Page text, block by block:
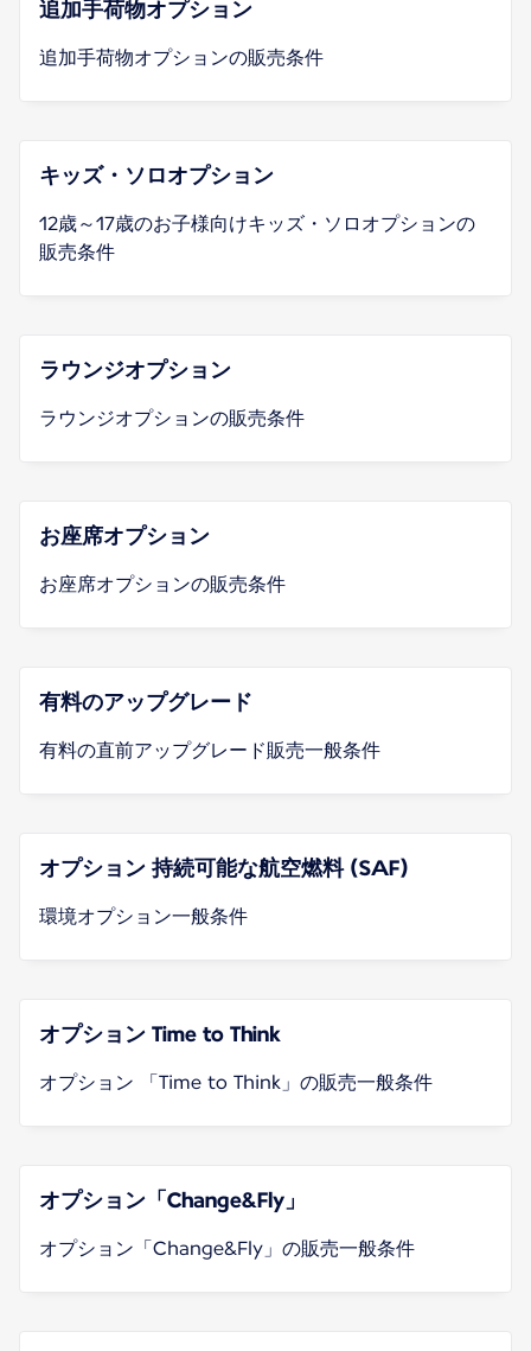
追加手荷物オプション
追加手荷物オプションの販売条件
キッズ・ソロオプション
12歳～17歳のお子様向けキッズ・ソロオプションの
販売条件
ラウンジオプション
ラウンジオプションの販売条件
お座席オプション
お座席オプションの販売条件
有料のアップグレード
有料の直前アップグレード販売一般条件
オプション 持続可能な航空燃料 (SAF)
環境オプション一般条件
オプション Time to Think
オプション 「Time to Think」の販売一般条件
オプション「Change&Fly」
オプション「Change&Fly」の販売一般条件